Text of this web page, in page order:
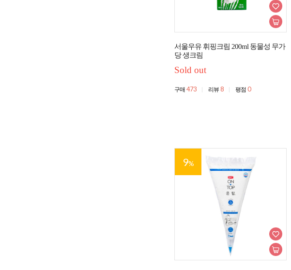
서울우유 휘핑크림 200ml 동물성 무가
당 생크림
Sold out
구매 473 리뷰 8 평점 0
9%